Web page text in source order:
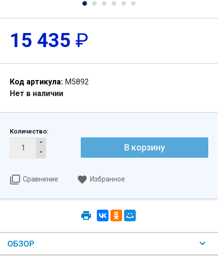
15 435 ₽
Код артикула: М5892
Нет в наличии
Количество:
В корзину
Сравнение Избранное
ОБЗОР